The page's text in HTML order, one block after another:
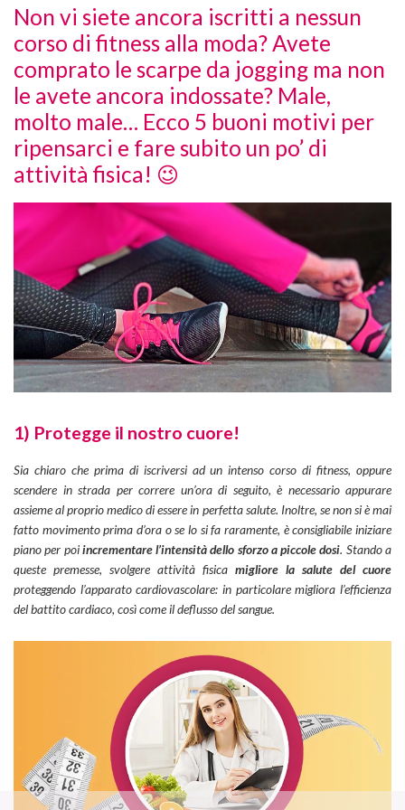
Non vi siete ancora iscritti a nessun
corso di fitness alla moda? Avete
comprato le scarpe da jogging ma non
le avete ancora indossate? Male,
molto male… Ecco 5 buoni motivi per
ripensarci e fare subito un po’ di
attività fisica! 😉
1) Protegge il nostro cuore!
Sia chiaro che prima di iscriversi ad un intenso corso di fitness, oppure
scendere in strada per correre un’ora di seguito, è necessario appurare
assieme al proprio medico di essere in perfetta salute. Inoltre, se non si è mai
fatto movimento prima d’ora o se lo si fa raramente, è consigliabile iniziare
piano per poiincrementare l’intensità dello sforzo a piccole dosi. Stando a
queste premesse, svolgere attività fisica migliore la salute del cuore
proteggendo l’apparato cardiovascolare: in particolare migliora l’efficienza
del battito cardiaco, così come il deflusso del sangue.